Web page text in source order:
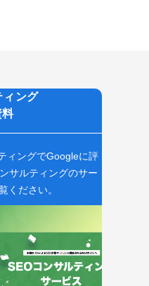
ィング
料
ィングでGoogleに評
サルティングのサー
ください。